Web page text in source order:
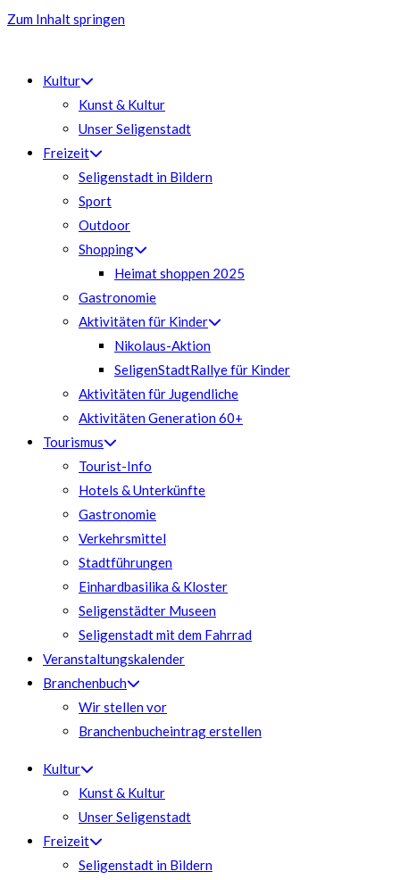
Zum Inhalt springen
Kultur
Kunst & Kultur
Unser Seligenstadt
Freizeit
Seligenstadt in Bildern
Sport
Outdoor
Shopping
Heimat shoppen 2025
Gastronomie
Aktivitäten für Kinder
Nikolaus-Aktion
SeligenStadtRallye für Kinder
Aktivitäten für Jugendliche
Aktivitäten Generation 60+
Tourismus
Tourist-Info
Hotels & Unterkünfte
Gastronomie
Verkehrsmittel
Stadtführungen
Einhardbasilika & Kloster
Seligenstädter Museen
Seligenstadt mit dem Fahrrad
Veranstaltungskalender
Branchenbuch
Wir stellen vor
Branchenbucheintrag erstellen
Kultur
Kunst & Kultur
Unser Seligenstadt
Freizeit
Seligenstadt in Bildern